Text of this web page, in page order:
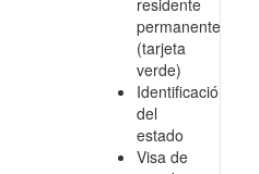
permanente
(tarjeta
verde)
Identificación
del
estado
Visa de